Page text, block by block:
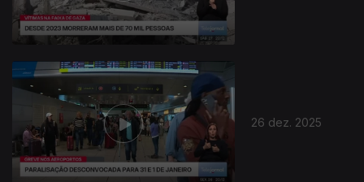
26 dez. 2025